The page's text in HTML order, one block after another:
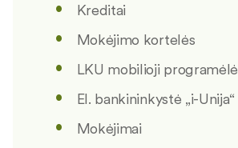
Kreditai
Mokėjimo kortelės
LKU mobilioji programėlė
El. bankininkystė „i-Unija“
Mokėjimai